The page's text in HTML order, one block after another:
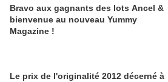
Bravo aux gagnants des lots Ancel &
bienvenue au nouveau Yummy
Magazine !
Le prix de l'originalité 2012 décerné à